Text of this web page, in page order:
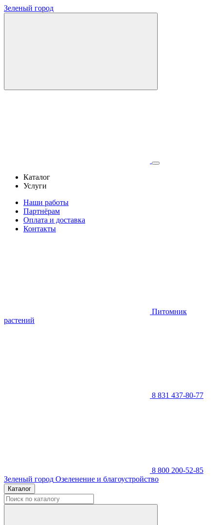
Зеленый город
Каталог
Услуги
Наши работы
Партнёрам
Оплата и доставка
Контакты
Питомник
растений
8 831 437-80-77
8 800 200-52-85
Зеленый город Озеленение и благоустройство
Каталог